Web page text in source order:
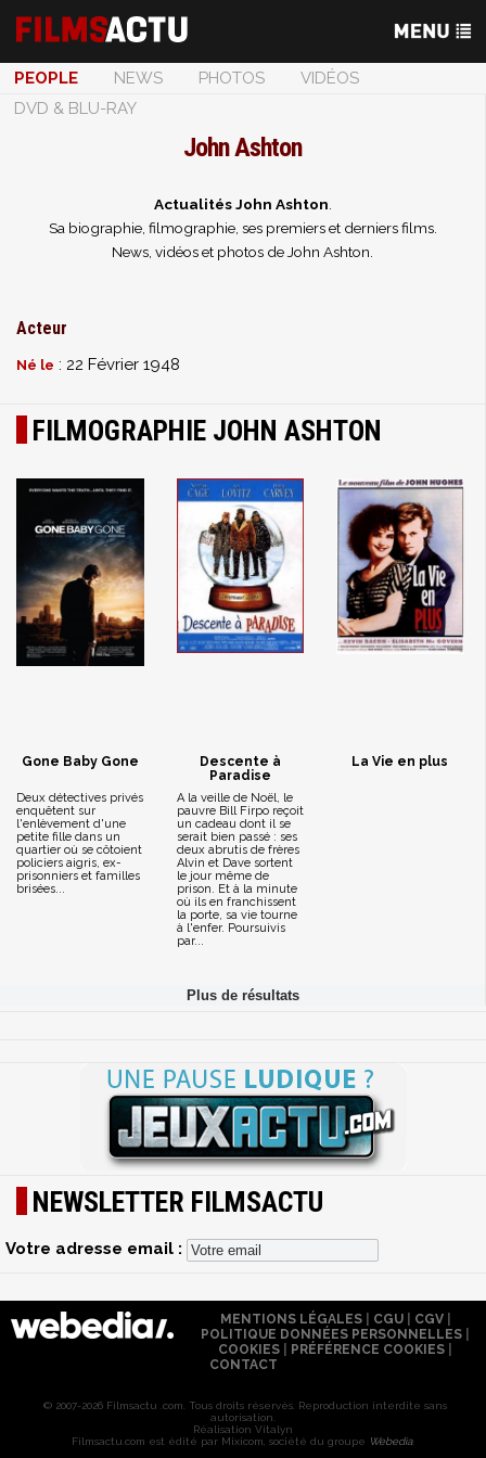
PEOPLE NEWS PHOTOS
VIDÉOS
DVD & BLU-RAY
John Ashton
Actualités John Ashton
Sa biographie, filmographie, ses premiers et derniers films.
News, vidéos et photos de John Ashton.
Acteur
Né le : 22 Février 1948
FILMOGRAPHIE JOHN ASHTON
Gone Baby Gone
Deux détectives privés
enquêtent sur
l'enlèvement d'une
petite fille dans un
quartier où se côtoient
policiers aigris, ex-
prisonniers et familles
brisées...
Descente à
Paradise
A la veille de Noël, le
pauvre Bill Firpo reçoit
un cadeau dont il se
serait bien passé : ses
deux abrutis de frères
Alvin et Dave sortent
le jour même de
prison. Et à la minute
où ils en franchissent
la porte, sa vie tourne
à l'enfer. Poursuivis
par...
La Vie en plus
NEWSLETTER FILMSACTU
Votre adresse email :
MENTIONS LÉGALES| CGU| CGV|
POLITIQUE DONNÉES PERSONNELLES
COOKIES
PRÉFÉRENCE COOKIES
CONTACT
© 2007-2026 Filmsactu .com. Tous droits réservés. Reproduction interdite sans
autorisation.
Réalisation Vitalyn
Filmsactu .com est édité par Mixicom, société du groupe Webedia.